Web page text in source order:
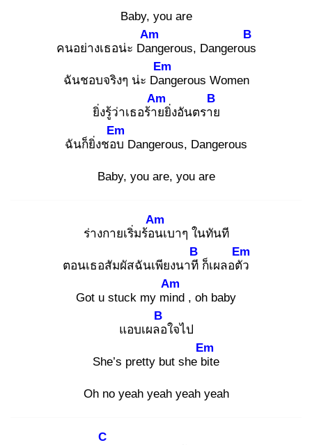
Baby, you are
คนอย่างเธอน่ะ Dan
Am
gerous, Dangerous
B
ฉันชอบจริงๆ น่ะ Dan
Em
gerous Women
ยิ่งรู้ว่าเธอร้าย
Am
ยิ่งอันตราย
B
ฉันก็ยิ่งชอบ
Em
Dangerous, Dangerous
Baby, you are, you are
ร่างกายเริ่มร้อน
Am
เบาๆ ในทันที
ตอนเธอสัมผัสฉันเพียงนาที
B
ก็เผลอตัว
Em
Got u stuck my min
Am
d , oh baby
แอบเผลอ
B
ใจไป
She’s pretty but she bit
Em
e
Oh no yeah yeah yeah yeah
C